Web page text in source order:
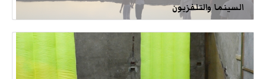
السينما والتلفزيون